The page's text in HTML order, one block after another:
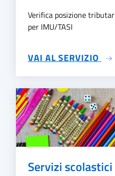
Verifica posizione
per IMU/TASI
VAI AL SERVIZIO
Servizi scolastici